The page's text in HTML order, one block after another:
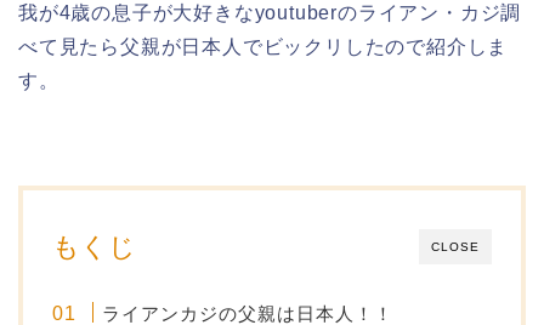
我が4歳の息子が大好きなyoutuberのライアン・カジ調
べて見たら父親が日本人でビックリしたので紹介しま
す。
CLOSE
もくじ
ライアンカジの父親は日本人！！